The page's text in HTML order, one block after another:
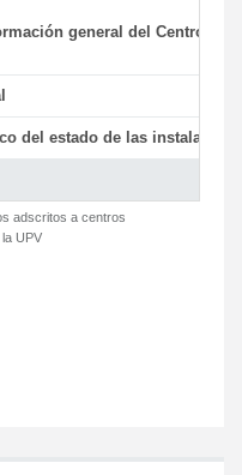
general del Centro y
del estado de las
adscritos a centros
UPV